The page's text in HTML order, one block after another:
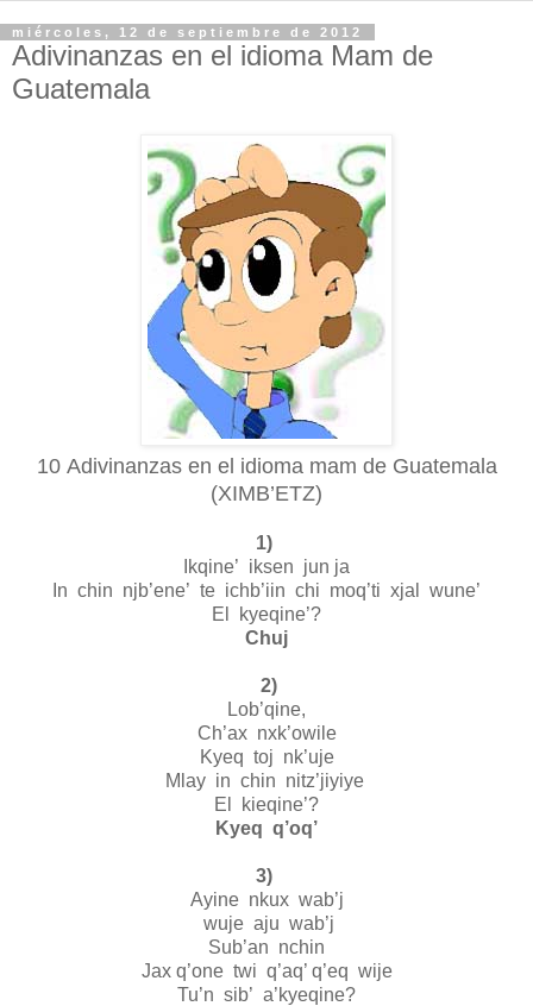
miércoles, 12 de septiembre de 2012
Adivinanzas en el idioma Mam de
Guatemala
10 Adivinanzas en el idioma mam de Guatemala
(XIMB’ETZ)
1)
Ikqine’ iksen jun ja
In chin njb’ene’ te ichb’iin chi moq’ti xjal wune’
El kyeqine’?
Chuj
2)
Lob’qine,
Ch’ax nxk’owile
Kyeq toj nk’uje
Mlay in chin nitz’jiyiye
El kieqine’?
Kyeq q’oq’
3)
Ayine nkux wab’j
wuje aju wab’j
Sub’an nchin
Jax q’one twi q’aq’ q’eq wije
Tu’n sib’ a’kyeqine?